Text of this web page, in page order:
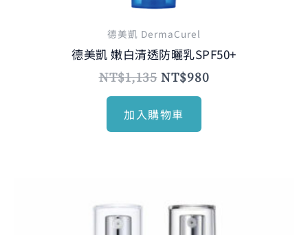
德美凱 DermaCurel
德美凱 嫩白清透防曬乳SPF50+
NT$1,135 NT$980
加入購物車
產
品